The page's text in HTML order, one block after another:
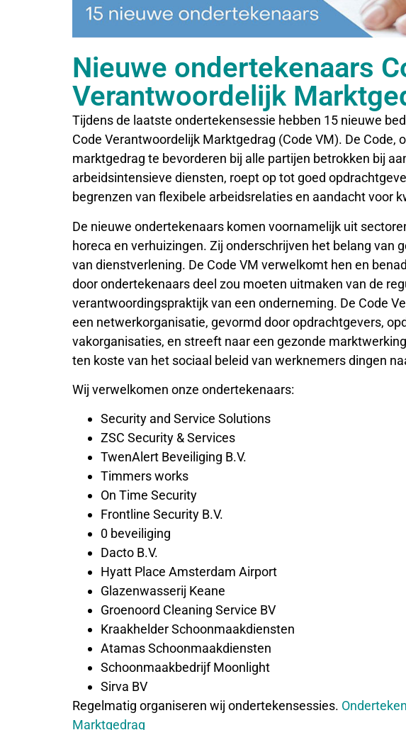
Nieuwe ondertekenaars
Verantwoordelijk
Tijdens de laatste ondertekensessie hebben 15 nieuwe
Code Verantwoordelijk Marktgedrag (Code VM). De Code,
marktgedrag te bevorderen bij alle partijen betrokken bij
arbeidsintensieve diensten, roept op tot goed
begrenzen van flexibele arbeidsrelaties en aandacht voor
De nieuwe ondertekenaars komen voornamelijk uit
horeca en verhuizingen. Zij onderschrijven het belang van
van dienstverlening. De Code VM verwelkomt hen en
door ondertekenaars deel zou moeten uitmaken van de
verantwoordingspraktijk van een onderneming. De Code
een netwerkorganisatie, gevormd door opdrachtgevers,
vakorganisaties, en streeft naar een gezonde
ten koste van het sociaal beleid van werknemers dingen
Wij verwelkomen onze ondertekenaars:
Security and Service Solutions
ZSC Security & Services
TwenAlert Beveiliging B.V.
Timmers works
On Time Security
Frontline Security B.V.
0 beveiliging
Dacto B.V.
Hyatt Place Amsterdam Airport
Glazenwasserij Keane
Groenoord Cleaning Service BV
Kraakhelder Schoonmaakdiensten
Atamas Schoonmaakdiensten
Schoonmaakbedrijf Moonlight
Sirva BV
Regelmatig organiseren wij ondertekensessies.
Marktgedrag